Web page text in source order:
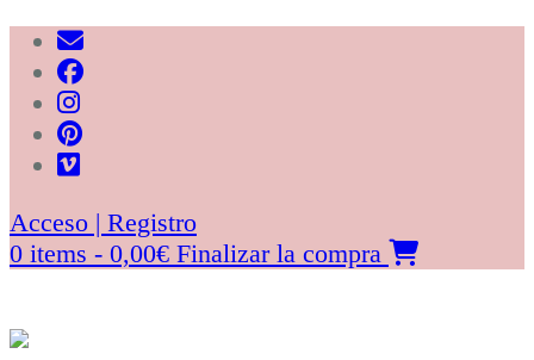
Saltar
contenido
Acceso | Registro
0 items - 0,00€ Finalizar la compra